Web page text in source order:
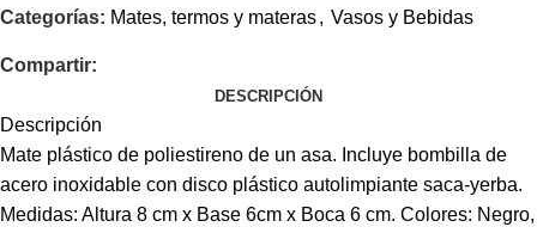
Categorías: Mates, termos y materas, Vasos y Bebidas
Compartir:
DESCRIPCIÓN
Descripción
Mate plástico de poliestireno de un asa. Incluye bombilla de
acero inoxidable con disco plástico autolimpiante saca-yerba.
Medidas: Altura 8 cm x Base 6cm x Boca 6 cm. Colores: Negro,